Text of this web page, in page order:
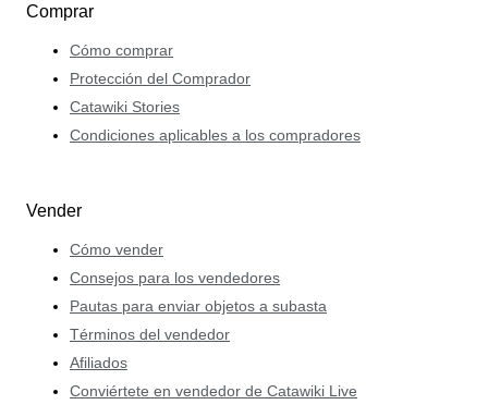
Comprar
Cómo comprar
Protección del Comprador
Catawiki Stories
Condiciones aplicables a los compradores
Vender
Cómo vender
Consejos para los vendedores
Pautas para enviar objetos a subasta
Términos del vendedor
Afiliados
Conviértete en vendedor de Catawiki Live